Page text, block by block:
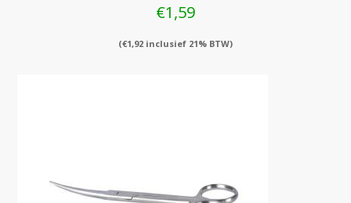
€1,59
(€1,92 inclusief 21% BTW)